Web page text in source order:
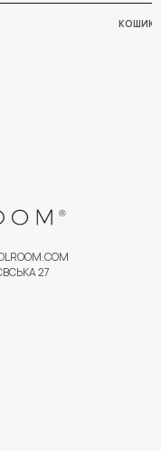
КОШИК
27